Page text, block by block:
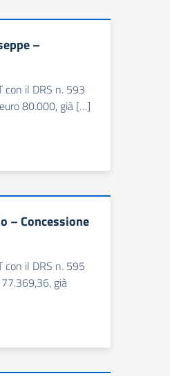
–
il DRS n. 593
80.000, già […]
– Concessione
il DRS n. 595
già